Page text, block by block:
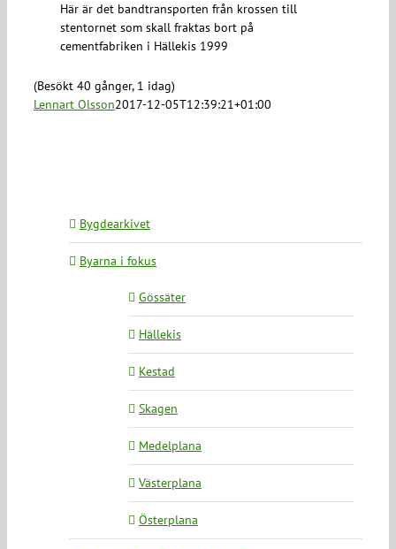
Här är det bandtransporten från krossen till
stentornet som skall fraktas bort på
cementfabriken i Hällekis 1999
(Besökt 40 gånger, 1 idag)
Lennart Olsson2017-12-05T12:39:21+01:00
Bygdearkivet
Byarna i fokus
Gössäter
Hällekis
Kestad
Skagen
Medelplana
Västerplana
Österplana